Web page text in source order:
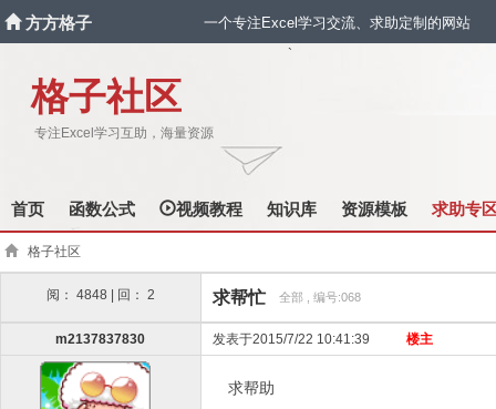
方方格子 一个专注Excel学习交流、求助定制的网站
格子社区
专注Excel学习互助，海量资源
`
首页 函数公式 视频教程 知识库 资源模板 求助专
格子社区
阅： 4848 | 回： 2 求帮忙 全部 , 编号:068
m2137837830 发表于2015/7/22 10:41:39 楼主
求帮助